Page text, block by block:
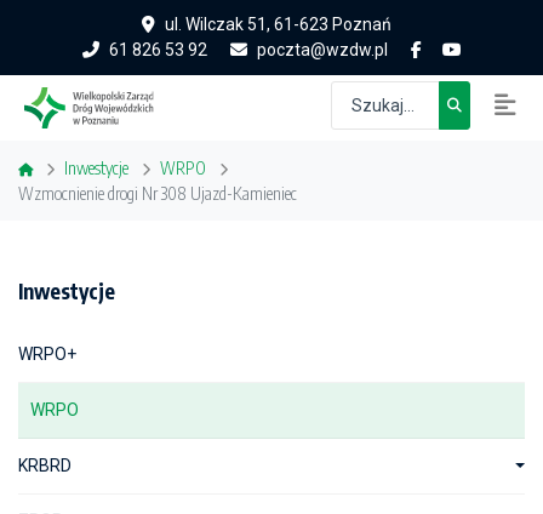
ul. Wilczak 51, 61-623 Poznań
61 826 53 92
poczta@wzdw.pl
Inwestycje
WRPO
Wzmocnienie drogi Nr 308 Ujazd-Kamieniec
Inwestycje
WRPO+
WRPO
KRBRD